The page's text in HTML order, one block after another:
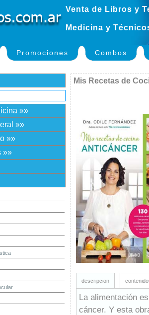
Venta de Libros y
Medicina y
Promociones Combos
»»
»»
»»
»»
Mis Recetas de
descripcion
La alimentación
cáncer. Y esta